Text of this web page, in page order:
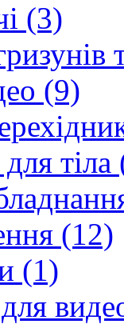
(3)
(9)
тіла
(12)
(1)